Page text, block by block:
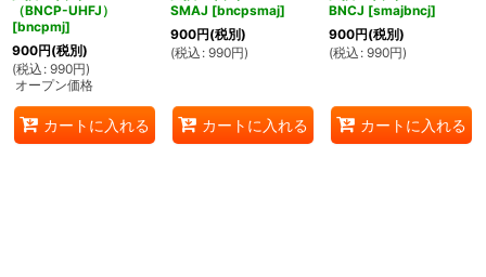
（BNCP-UHFJ）
[bncpmj]
900円(税別)
(税込 : 990円)
オープン価格
カートに入れる
SMAJ [bncpsmaj]
900円(税別)
(税込 : 990円)
カートに入れる
BNCJ [smajbncj]
900円(税別)
(税込 : 990円)
カートに入れる